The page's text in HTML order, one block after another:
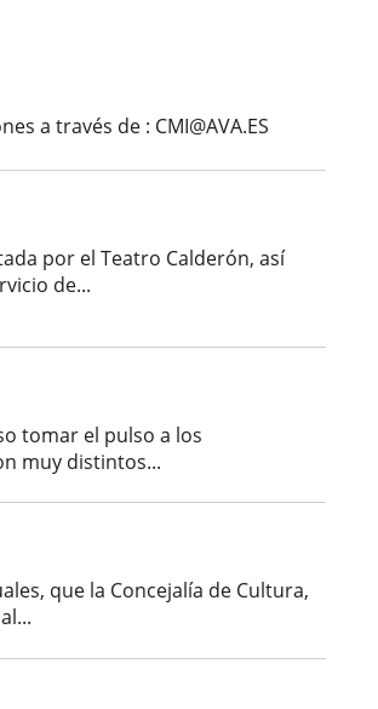
a través de : CMI@AVA.ES
por el Teatro Calderón, así
de...
tomar el pulso a los
muy distintos...
que la Concejalía de Cultura,